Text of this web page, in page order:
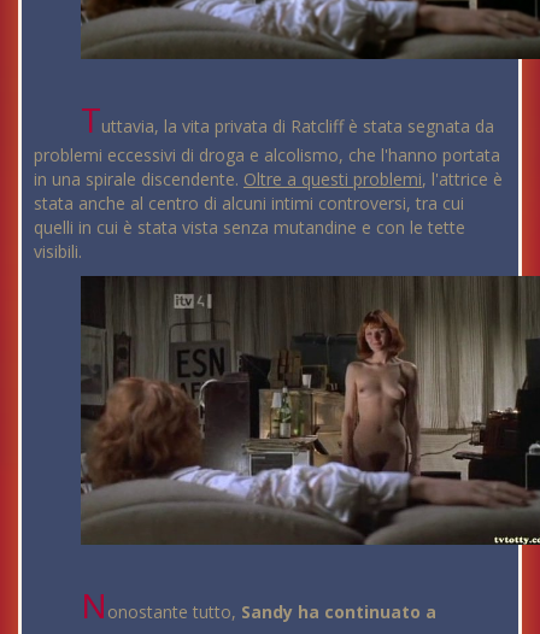
Tuttavia, la vita privata di Ratcliff è stata segnata da
problemi eccessivi di droga e alcolismo, che l'hanno portata
in una spirale discendente. Oltre a questi problemi, l'attrice è
stata anche al centro di alcuni intimi controversi, tra cui
quelli in cui è stata vista senza mutandine e con le tette
visibili.
N onostante tutto, Sandy ha continuato a